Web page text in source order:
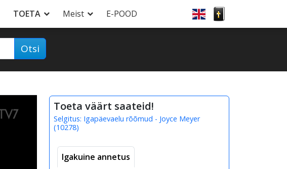
TOETA Meist E-POOD
Otsi
Toeta väärt saateid!
Selgitus: Igapäevaelu rõõmud - Joyce Meyer
(10278)
Igakuine annetus